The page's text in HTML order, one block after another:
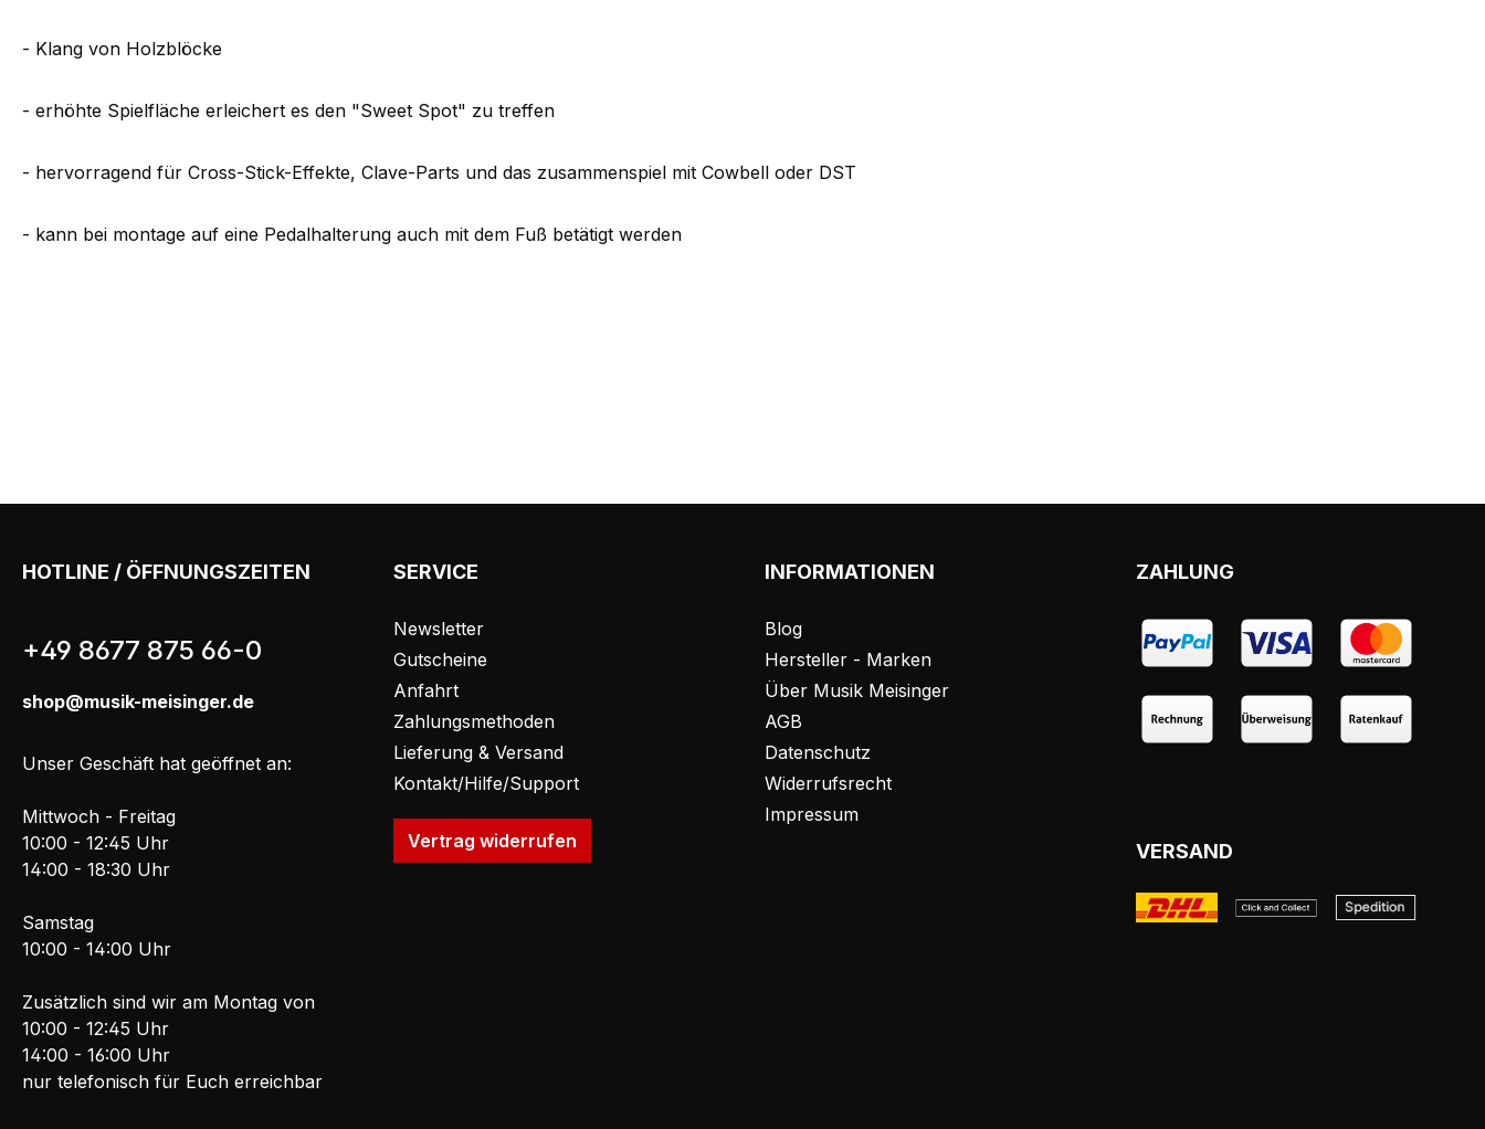
- Klang von Holzblöcke
- erhöhte Spielfläche erleichert es den "Sweet Spot" zu treffen
- hervorragend für Cross-Stick-Effekte, Clave-Parts und das zusammenspiel mit Cowbell oder DST
- kann bei montage auf eine Pedalhalterung auch mit dem Fuß betätigt werden
HOTLINE / ÖFFNUNGSZEITEN
+49 8677 875 66-0
shop@musik-meisinger.de
Unser Geschäft hat geöffnet an:
Mittwoch - Freitag
10:00 - 12:45 Uhr
14:00 - 18:30 Uhr
Samstag
10:00 - 14:00 Uhr
Zusätzlich sind wir am Montag von
10:00 - 12:45 Uhr
14:00 - 16:00 Uhr
nur telefonisch für Euch erreichbar
SERVICE
Newsletter
Gutscheine
Anfahrt
Zahlungsmethoden
Lieferung & Versand
Kontakt/Hilfe/Support
Vertrag widerrufen
INFORMATIONEN
Blog
Hersteller - Marken
Über Musik Meisinger
AGB
Datenschutz
Widerrufsrecht
Impressum
ZAHLUNG
VERSAND